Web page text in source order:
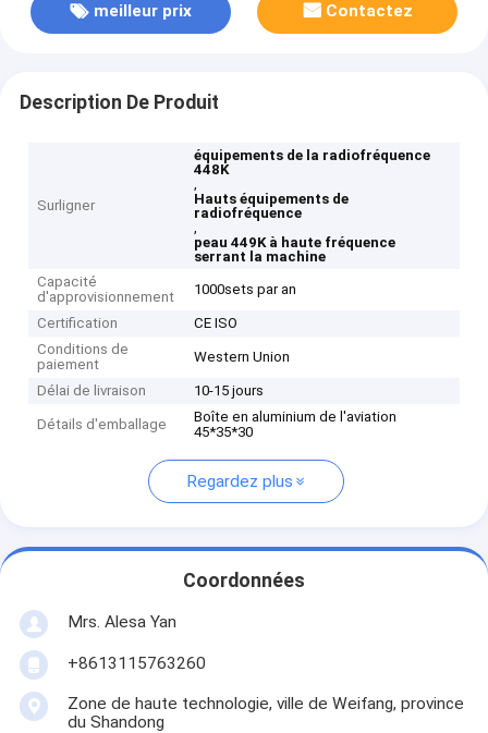
meilleur prix Contactez
Description De Produit
Surligner
équipements de la radiofréquence
448K
,
Hauts équipements de
radiofréquence
,
peau 449K à haute fréquence
serrant la machine
Capacité
d'approvisionnement
1000sets par an
Certification
CE ISO
Conditions de
paiement
Western Union
Délai de livraison 10-15 jours
Détails d'emballage
Boîte en aluminium de l'aviation
45*35*30
Regardez plus
Coordonnées
Mrs. Alesa Yan
+8613115763260
Zone de haute technologie, ville de Weifang, province
du Shandong